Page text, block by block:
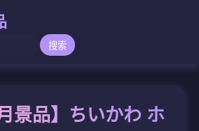
搜索
景品】ちいかわ ホ